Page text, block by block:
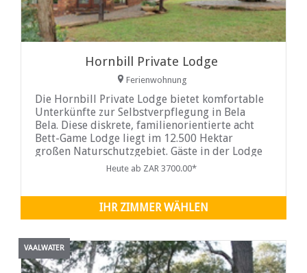
Hornbill Private Lodge
Ferienwohnung
Die Hornbill Private Lodge bietet komfortable
Unterkünfte zur Selbstverpflegung in Bela
Bela. Diese diskrete, familienorientierte acht
Bett-Game Lodge liegt im 12.500 Hektar
großen Naturschutzgebiet. Gäste in der Lodge
haben vollen Zugang zu allen Anlagen in
Heute ab ZAR 3700.00*
IHR ZIMMER WÄHLEN
VAALWATER